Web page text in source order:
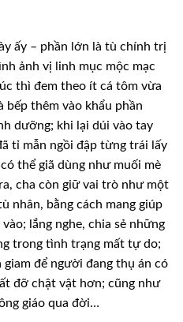
ấy – phần lớn là tù chính trị
ảnh vị linh mục mộc mạc
thì đem theo ít cá tôm vừa
bếp thêm vào khẩu phần
dưỡng; khi lại dúi vào tay
tỉ mẫn ngồi đập từng trái lấy
thể giã dùng như muối mè
cha còn giữ vai trò như một
nhân, bằng cách mang giúp
lắng nghe, chia sẻ những
trong tình trạng mất tự do;
để người đang thụ án có
đỡ chật vật hơn; cũng như
giáo qua đời…